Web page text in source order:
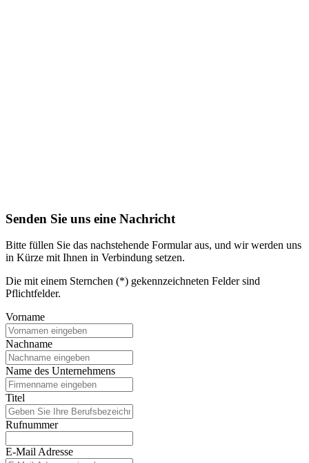
Senden Sie uns eine Nachricht
Bitte füllen Sie das nachstehende Formular aus, und wir werden uns
in Kürze mit Ihnen in Verbindung setzen.
Die mit einem Sternchen (*) gekennzeichneten Felder sind
Pflichtfelder.
Vorname
Nachname
Name des Unternehmens
Titel
Rufnummer
E-Mail Adresse